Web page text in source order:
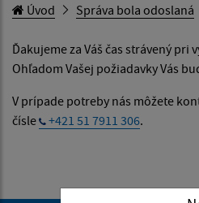
Úvod Správa bola odoslaná
Ďakujeme za Váš čas strávený pri
Ohľadom Vašej požiadavky Vás
V prípade potreby nás môžete
čísle
+421 51 7911 306.